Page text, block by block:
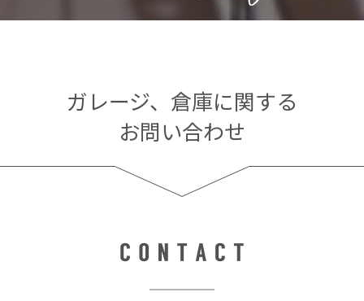
ガレージ、倉庫に関する
お問い合わせ